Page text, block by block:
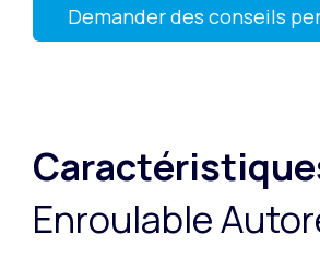
Demander des conseils
Enroulable